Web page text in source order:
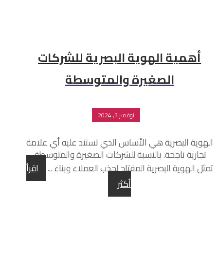
أهمية الهوية البصرية للشركات
الصغيرة والمتوسطة
نوفمبر 3, 2024
الهوية البصرية هي الأساس الذي تستند عليه أي علامة
تجارية ناجحة. بالنسبة للشركات الصغيرة والمتوسطة،
تمثل الهوية البصرية المفتاح لجذب العملاء وبناء ... اقرأ
أكثر